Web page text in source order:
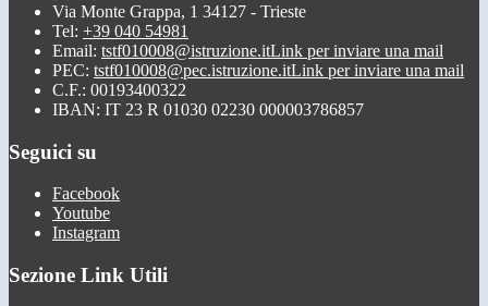
Via Monte Grappa, 1 34127 - Trieste
Tel: +39 040 54981
Email: tstf010008@istruzione.itLink per inviare una mail
PEC: tstf010008@pec.istruzione.itLink per inviare una mail
C.F.: 00193400322
IBAN: IT 23 R 01030 02230 000003786857
Seguici su
Facebook
Youtube
Instagram
Sezione Link Utili